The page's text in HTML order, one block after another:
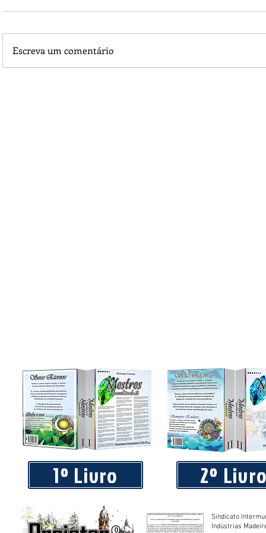
Escreva um comentário
1º Livro 2º
Sindicato
Indústrias